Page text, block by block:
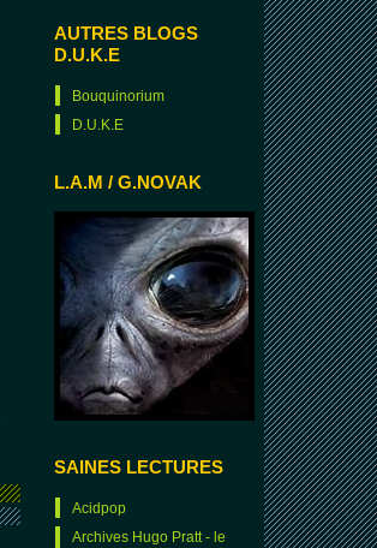
AUTRES BLOGS
D.U.K.E
Bouquinorium
D.U.K.E
L.A.M / G.NOVAK
SAINES LECTURES
Acidpop
Archives Hugo Pratt - le